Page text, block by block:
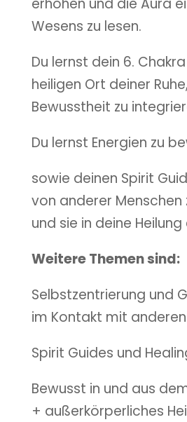
erhöhen und die Aura
Wesens zu lesen.
Du lernst dein 6.
heiligen Ort deiner
Bewusstheit zu
Du lernst Energien zu
sowie deinen Spirit
von anderer Menschen
und sie in deine
Weitere Themen sind:
Selbstzentrierung und
im Kontakt mit anderen
Spirit Guides und
Bewusst in und aus
+ außerkörperliches